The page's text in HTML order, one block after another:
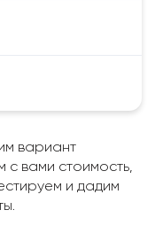
вариант
вами стоимость,
и дадим